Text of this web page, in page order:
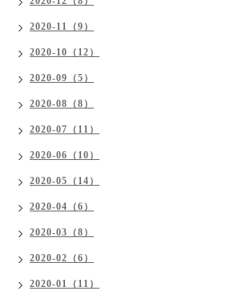
2020-11（9）
2020-10（12）
2020-09（5）
2020-08（8）
2020-07（11）
2020-06（10）
2020-05（14）
2020-04（6）
2020-03（8）
2020-02（6）
2020-01（11）